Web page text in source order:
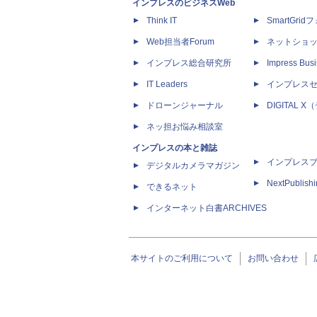
インプレスのビジネスWeb
Think IT
Web担当者Forum
インプレス総合研究所
IT Leaders
ドローンジャーナル
ネッ担お悩み相談室
インプレスの本と雑誌
デジタルカメラマガジン
できるネット
インターネット白書ARCHIVES
SmartGridフ
ネットショ
Impress
インプレス
DIGITAL X
インプレス
本サイトのご利用について お問い合わせ